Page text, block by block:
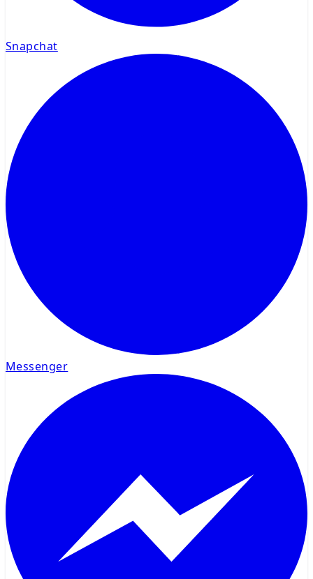
Snapchat
Messenger